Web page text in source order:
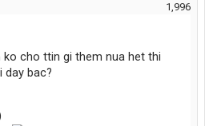
1,996
ko cho ttin gi them nua het thi
day bac?